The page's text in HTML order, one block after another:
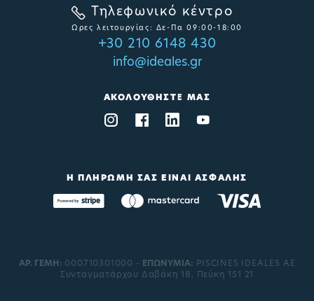
Τηλεφωνικό κέντρο
Ωρες λειτουργίας: Δε-Πα 09:00-18:00
+30 210 6148 430
info@ideales.gr
ΑΚΟΛΟΥΘΗΣΤΕ ΜΑΣ
Η ΠΛΗΡΩΜΗ ΣΑΣ ΕΙΝΑΙ ΑΣΦΑΛΗΣ
ΑΡ. ΓΕΜΗ: 000710301000 - EΠΩΝΥΜΙΑ: PISCINES IDEALES AE
Συνταγματάρχου Δαβάκη 18, Πεύκη 151 21